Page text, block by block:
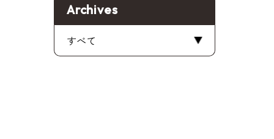
Archives